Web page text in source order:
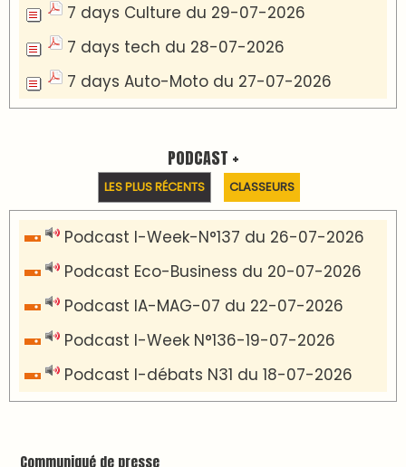
7 days Culture du 29-07-2026
7 days tech du 28-07-2026
7 days Auto-Moto du 27-07-2026
PODCAST +
LES PLUS RÉCENTS CLASSEURS
Podcast I-Week-N°137 du 26-07-2026
Podcast Eco-Business du 20-07-2026
Podcast IA-MAG-07 du 22-07-2026
Podcast I-Week N°136-19-07-2026
Podcast I-débats N31 du 18-07-2026
Communiqué de presse